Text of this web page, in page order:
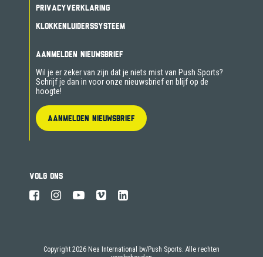
PRIVACYVERKLARING
KLOKKENLUIDERSSYSTEEM
AANMELDEN NIEUWSBRIEF
Wil je er zeker van zijn dat je niets mist van Push Sports?
Schrijf je dan in voor onze nieuwsbrief en blijf op de
hoogte!
AANMELDEN NIEUWSBRIEF
VOLG ONS
Copyright 2026 Nea International bv/Push Sports. Alle rechten